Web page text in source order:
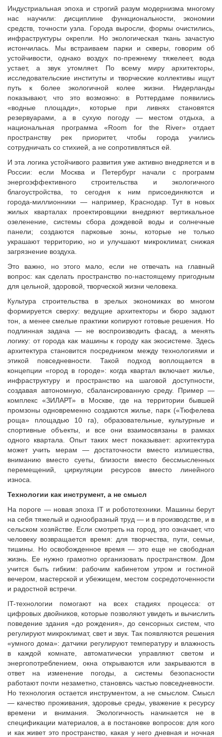
Индустриальная эпоха и строгий разум модернизма многому
нас научили: дисциплине функциональности, экономии
средств, точности узла. Города выросли, формы очистились,
инфраструктуры окрепли. Но экологическая ткань зачастую
истончилась. Мы встраиваем парки и скверы, говорим об
устойчивости, однако воздух по-прежнему тяжелеет, вода
устает, а звук утомляет. По всему миру архитекторы,
исследовательские институты и творческие коллективы ищут
путь к более экологичной колее жизни. Нидерланды
показывают, что это возможно: в Роттердаме появились
«водные площади», которые при ливнях становятся
резервуарами, а в сухую погоду — местом отдыха, а
национальная программа «Room for the River» отдает
пространству рек приоритет, чтобы города учились
сотрудничать со стихией, а не сопротивляться ей.
И эта логика устойчивого развития уже активно внедряется и в
России: если Москва и Петербург начали с программ
энергоэффективного строительства и экологичного
благоустройства, то сегодня к ним присоединяются и
города‑миллионники — например, Краснодар. Тут в новых
жилых кварталах проектировщики внедряют вертикальное
озеленение, системы сбора дождевой воды и солнечные
панели; создаются парковые зоны, которые не только
украшают территорию, но и улучшают микроклимат, снижая
загрязнение воздуха.
Это важно, но этого мало, если не отвечать на главный
вопрос: как сделать пространство по-настоящему пригодным
для цельной, здоровой, творческой жизни человека.
Культура строительства в зрелых экономиках во многом
формируется сверху: ведущие архитекторы и бюро задают
тон, а менее смелые практики копируют готовые решения. Но
подлинная задача — не воспроизводить фасад, а менять
логику: от города как машины к городу как экосистеме. Здесь
архитектура становится посредником между технологиями и
этикой повседневности. Такой подход воплощается в
концепции «город в городе»: когда квартал включает жилье,
инфраструктуру и пространство на шаговой доступности,
создавая автономную, сбалансированную среду. Пример —
комплекс «ЗИЛАРТ» в Москве, где на территории бывшей
промзоны одновременно создаются жилье, парк («Тюфелева
роща» площадью 10 га), образовательные, культурные и
спортивные объекты, и все они взаимосвязаны в рамках
одного квартала. Опыт таких мест показывает: архитектура
может учить мерам — достаточности вместо излишества,
вниманию вместо суеты, близости вместо бессмысленных
перемещений, циркуляции ресурсов вместо линейного
износа.
Технологии как инструмент, а не смысл
На пороге — новая эпоха IT и робототехники. Машины берут
на себя тяжелый и однообразный труд — и в производстве, и в
сельском хозяйстве. Если смотреть на город, это означает, что
человеку возвращается время: для творчества, пути, семьи,
тишины. Но освобожденное время — это еще не свободная
жизнь. Ее нужно грамотно организовать пространством. Дом
учится быть гибким: рабочим кабинетом утром и гостиной
вечером, мастерской и убежищем, местом сосредоточенности
и радостной встречи.
IT-технологии помогают на всех стадиях процесса: от
цифровых двойников, которые позволяют увидеть и вычислить
поведение здания «до рождения», до сенсорных систем, что
регулируют микроклимат, свет и звук. Так появляются решения
«умного дома»: датчики регулируют температуру и влажность
в каждой комнате, автоматически управляют светом и
энергопотреблением, окна открываются или закрываются в
ответ на изменение погоды, а системы безопасности
работают почти незаметно, становясь частью повседневности.
Но технология остается инструментом, а не смыслом. Смысл
— качество проживания, здоровье среды, уважение к ресурсу
времени и внимания. Экологичность начинается не в
спецификации материалов, а в постановке вопросов: для кого
и как живет это пространство, какая у него дневная и ночная